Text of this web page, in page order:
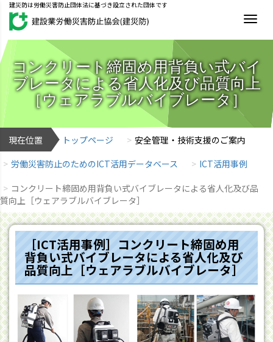
建災防は労働災害防止団体法に基づき設立された団体です
コンクリート締固め用背負い式バイ
ブレータによる省人化及び品質向上
［ウェアラブルバイブレータ］
現在位置 トップページ
安全管理・技術支援のご案内
労働災害防止のためのICT活用データベース
ICT活用事例
コンクリート締固め用背負い式バイブレータによる省人化及び品
質向上［ウェアラブルバイブレータ］
［ICT活用事例］コンクリート締固め用
背負い式バイブレータによる省人化及び
品質向上［ウェアラブルバイブレータ］